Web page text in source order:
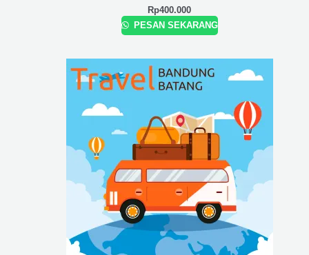
Rp400.000
PESAN SEKARANG